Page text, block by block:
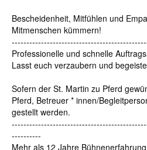
Bescheidenheit, Mitfühlen und
Mitmenschen kümmern!
Professionelle und schnelle
Lasst euch verzaubern und
Sofern der St. Martin zu Pferd
Pferd, Betreuer * innen/
gestellt werden.
----------
Mehr als 12 Jahre